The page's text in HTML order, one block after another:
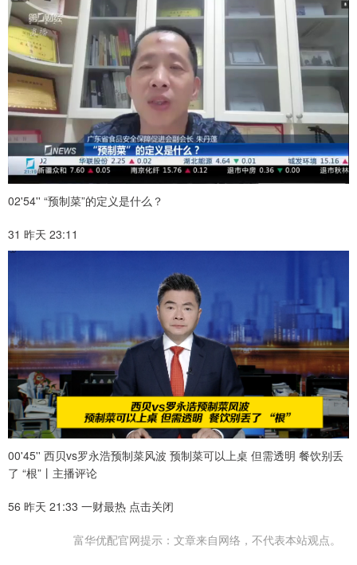
02'54'' “预制菜”的定义是什么？
31 昨天 23:11
00'45'' 西贝vs罗永浩预制菜风波 预制菜可以上桌 但需透明 餐饮别丢
了 “根”丨主播评论
56 昨天 21:33 一财最热 点击关闭
富华优配官网提示：文章来自网络，不代表本站观点。